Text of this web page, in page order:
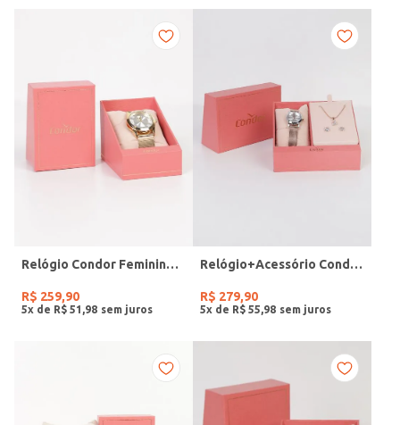
Relógio Condor Feminino DOURADO
R$ 259,90
5x de R$ 51 98
Relógio+Acessório Condor Feminino ROSE
R$ 279,90
5x de R$ 55 98